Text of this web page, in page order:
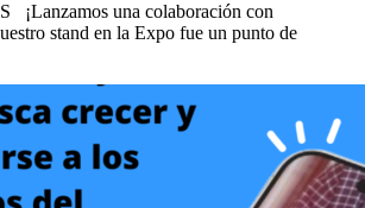
una colaboración con
stand en la Expo fue un punto de